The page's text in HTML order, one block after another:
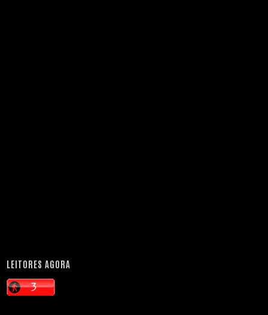
LEITORES AGORA